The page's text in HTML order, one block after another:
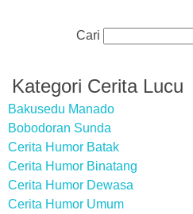
Cari
Kategori Cerita Lucu
Bakusedu Manado
Bobodoran Sunda
Cerita Humor Batak
Cerita Humor Binatang
Cerita Humor Dewasa
Cerita Humor Umum